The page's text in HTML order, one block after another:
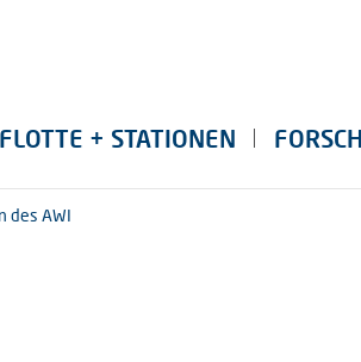
FLOTTE + STATIONEN
des AWI